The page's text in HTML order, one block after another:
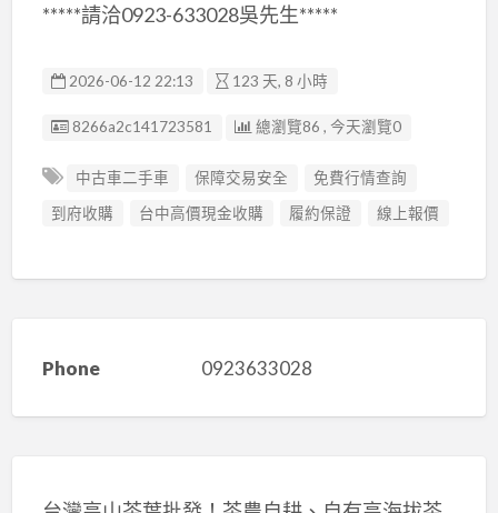
*****請洽0923-633028吳先生*****
2026-06-12 22:13 123 天, 8 小時
廣告编號
8266a2c141723581 總瀏覽86 , 今天瀏覽0
中古車二手車 保障交易安全
免費行情查詢
到府收購
台中高價現金收購 履約保證 線上報價
Phone 0923633028